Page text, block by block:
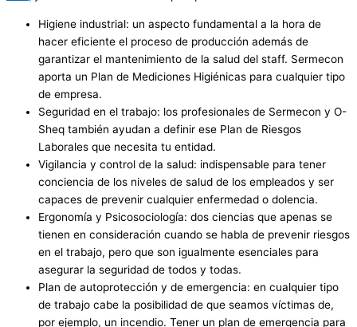
Higiene industrial: un aspecto fundamental a la hora de
hacer eficiente el proceso de producción además de
garantizar el mantenimiento de la salud del staff. Sermecon
aporta un Plan de Mediciones Higiénicas para cualquier tipo
de empresa.
Seguridad en el trabajo: los profesionales de Sermecon y O-
Sheq también ayudan a definir ese Plan de Riesgos
Laborales que necesita tu entidad.
Vigilancia y control de la salud: indispensable para tener
conciencia de los niveles de salud de los empleados y ser
capaces de prevenir cualquier enfermedad o dolencia.
Ergonomía y Psicosociología: dos ciencias que apenas se
tienen en consideración cuando se habla de prevenir riesgos
en el trabajo, pero que son igualmente esenciales para
asegurar la seguridad de todos y todas.
Plan de autoprotección y de emergencia: en cualquier tipo
de trabajo cabe la posibilidad de que seamos víctimas de,
por ejemplo, un incendio. Tener un plan de emergencia para